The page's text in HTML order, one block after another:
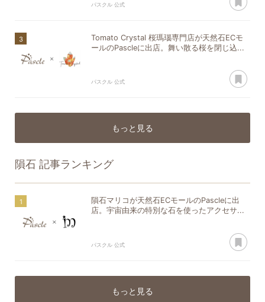
パスクル 公式
Tomato Crystal 桜瑪瑙専門店が天然石ECモ
ールのPascleに出店。舞い散る桜を閉じ込...
パスクル 公式
もっと見る
隕石 記事ランキング
隕石マリコが天然石ECモールのPascleに出
店。宇宙由来の特別な石を使ったアクセサ...
パスクル 公式
もっと見る